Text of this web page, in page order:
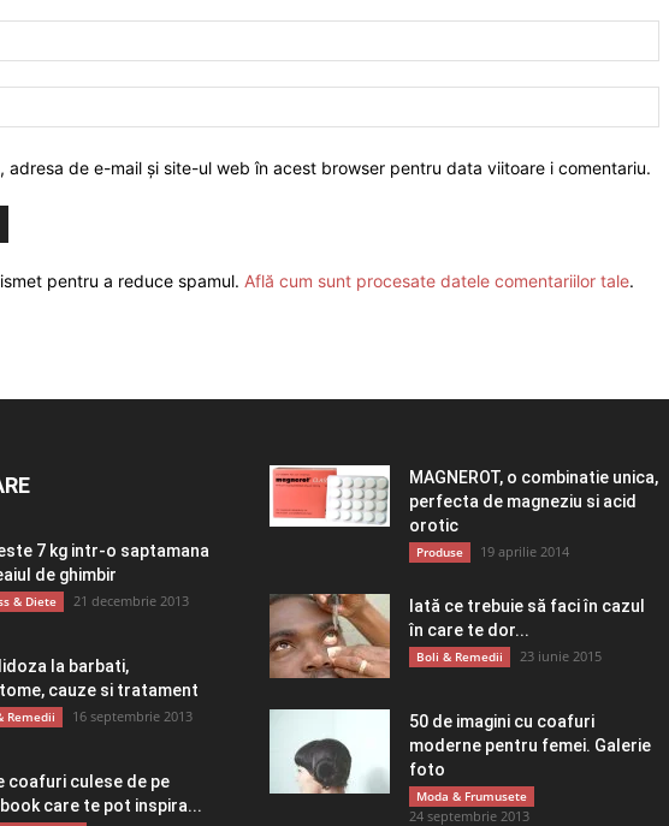
adresa de e-mail și site-ul web în acest browser pentru data viitoare i comentariu.
pentru a reduce spamul. Află cum sunt procesate datele comentariilor tale.
7 kg intr-o saptamana
de ghimbir
& Diete 21 decembrie 2013
la barbati,
cauze si tratament
Remedii 16 septembrie 2013
coafuri culese de pe
care te pot inspira...
MAGNEROT, o combinatie unica,
perfecta de magneziu si acid
orotic
Produse 19 aprilie 2014
Iată ce trebuie să faci în cazul
în care te dor...
Boli & Remedii 23 iunie 2015
50 de imagini cu coafuri
moderne pentru femei. Galerie
foto
Moda & Frumusete
24 septembrie 2013